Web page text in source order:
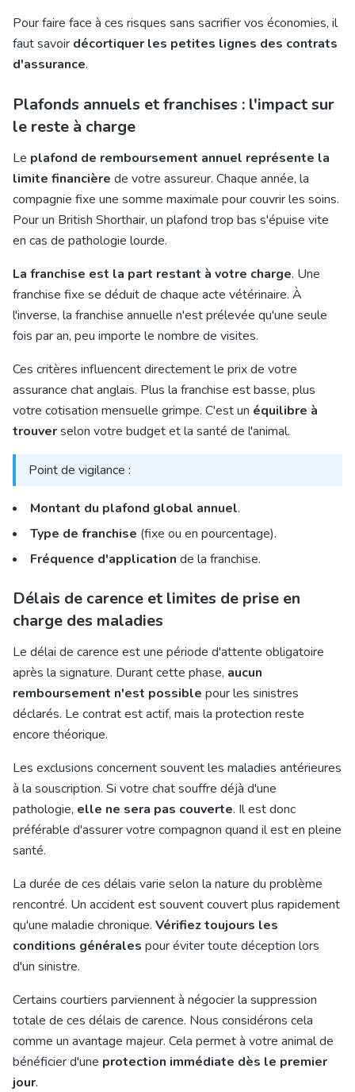
Pour faire face à ces risques sans sacrifier vos économies, il
faut savoir décortiquer les petites lignes des contrats
d'assurance.
Plafonds annuels et franchises : l'impact sur
le reste à charge
Le plafond de remboursement annuel représente la
limite financière de votre assureur. Chaque année, la
compagnie fixe une somme maximale pour couvrir les soins.
Pour un British Shorthair, un plafond trop bas s'épuise vite
en cas de pathologie lourde.
La franchise est la part restant à votre charge. Une
franchise fixe se déduit de chaque acte vétérinaire. À
l'inverse, la franchise annuelle n'est prélevée qu'une seule
fois par an, peu importe le nombre de visites.
Ces critères influencent directement le prix de votre
assurance chat anglais. Plus la franchise est basse, plus
votre cotisation mensuelle grimpe. C'est un équilibre à
trouverselon votre budget et la santé de l'animal.
Point de vigilance :
Montant du plafond global annuel.
Type de franchise (fixe ou en pourcentage).
Fréquence d'application de la franchise.
Délais de carence et limites de prise en
charge des maladies
Le délai de carence est une période d'attente obligatoire
après la signature. Durant cette phase, aucun
remboursement n'est possible pour les sinistres
déclarés. Le contrat est actif, mais la protection reste
encore théorique.
Les exclusions concernent souvent les maladies antérieures
à la souscription. Si votre chat souffre déjà d'une
pathologie, elle ne sera pas couverte. Il est donc
préférable d'assurer votre compagnon quand il est en pleine
santé.
La durée de ces délais varie selon la nature du problème
rencontré. Un accident est souvent couvert plus rapidement
qu'une maladie chronique. Vérifiez toujours les
conditions générales pour éviter toute déception lors
d'un sinistre.
Certains courtiers parviennent à négocier la suppression
totale de ces délais de carence. Nous considérons cela
comme un avantage majeur. Cela permet à votre animal de
bénéficier d'une protection immédiate dès le premier
jour.